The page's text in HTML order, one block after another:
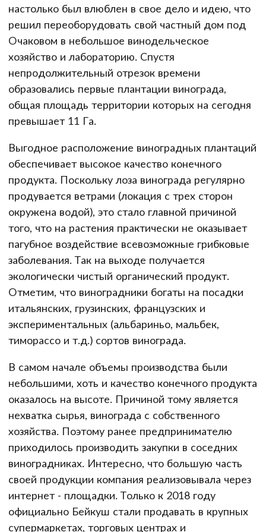
настолько был влюблен в свое дело и идею, что
решил переоборудовать свой частный дом под
Очаковом в небольшое винодельческое
хозяйство и лабораторию. Спустя
непродолжительный отрезок времени
образовались первые плантации винограда,
общая площадь территории которых на сегодня
превышает 11 Га.
Выгодное расположение виноградных плантаций
обеспечивает высокое качество конечного
продукта. Поскольку лоза винограда регулярно
продувается ветрами (локация с трех сторон
окружена водой), это стало главной причиной
того, что на растения практически не оказывает
пагубное воздействие всевозможные грибковые
заболевания. Так на выходе получается
экологически чистый органический продукт.
Отметим, что виноградники богаты на посадки
итальянских, грузинских, французских и
экспериментальных (альбариньо, мальбек,
тиморассо и т.д.) сортов винограда.
В самом начале объемы производства были
небольшими, хоть и качество конечного продукта
оказалось на высоте. Причиной тому является
нехватка сырья, винограда с собственного
хозяйства. Поэтому ранее предпринимателю
приходилось производить закупки в соседних
виноградниках. Интересно, что большую часть
своей продукции компания реализовывала через
интернет - площадки. Только к 2018 году
официально Бейкуш стали продавать в крупных
супермаркетах, торговых центрах и